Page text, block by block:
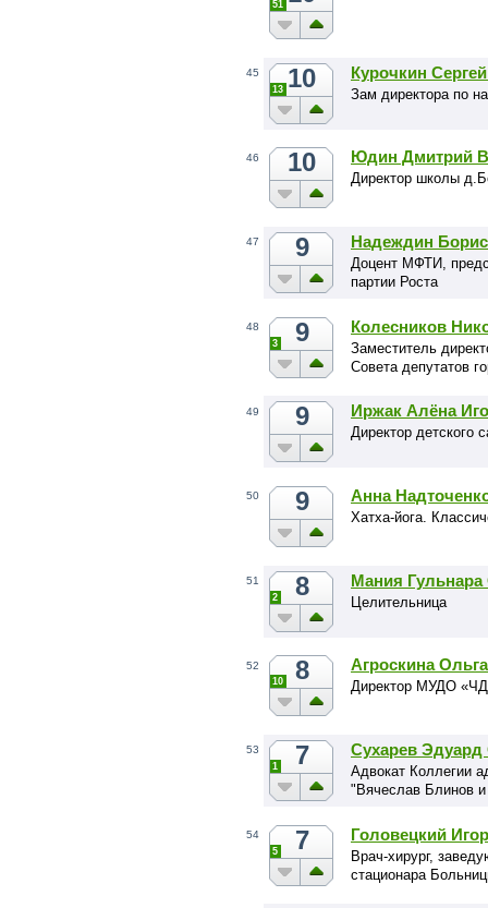
51
45 10
13
Курочкин
Зам директора по
46 10 Юдин Дмитрий
Директор школы
47 9 Надеждин
Доцент МФТИ,
партии Роста
48 9
3
Колесников
Заместитель
Совета депутатов
49 9 Иржак Алёна
Директор детского
50 9 Анна
Хатха-йога.
51 8
2
Мания Гульнара
Целительница
52 8
10
Агроскина
Директор МУДО
53 7
1
Сухарев Эдуард
Адвокат Коллегии
"Вячеслав Блинов
54 7
5
Головецкий
Врач-хирург,
стационара